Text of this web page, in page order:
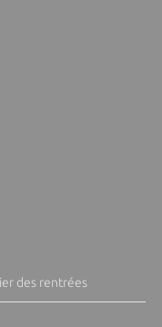
des rentrées